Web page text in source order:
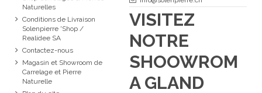
Naturelles
Conditions de Livraison
Solenpierre 'Shop /
Realidee SA
Contactez-nous
Magasin et Showroom de
Carrelage et Pierre
Naturelle
VISITEZ
NOTRE
SHOOWROM
A GLAND